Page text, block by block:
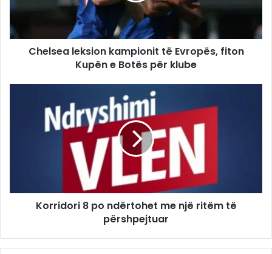
Chelsea leksion kampionit të Evropës, fiton
Kupën e Botës për klube
Korridori 8 po ndërtohet me një ritëm të
përshpejtuar